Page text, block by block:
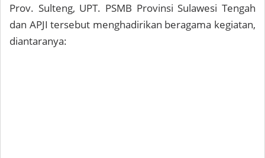
Prov. Sulteng, UPT. PSMB Provinsi Sulawesi Tengah
dan APJI tersebut menghadirikan beragama kegiatan,
diantaranya: